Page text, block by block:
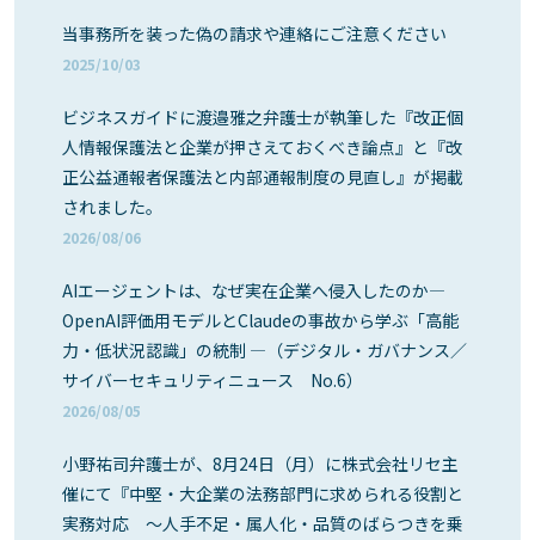
当事務所を装った偽の請求や連絡にご注意ください
2025/10/03
ビジネスガイドに渡邉雅之弁護士が執筆した『改正個
人情報保護法と企業が押さえておくべき論点』と『改
正公益通報者保護法と内部通報制度の見直し』が掲載
されました。
2026/08/06
AIエージェントは、なぜ実在企業へ侵入したのか―
OpenAI評価用モデルとClaudeの事故から学ぶ「高能
力・低状況認識」の統制 ―（デジタル・ガバナンス／
サイバーセキュリティニュース No.6）
2026/08/05
小野祐司弁護士が、8月24日（月）に株式会社リセ主
催にて『中堅・大企業の法務部門に求められる役割と
実務対応 ～人手不足・属人化・品質のばらつきを乗